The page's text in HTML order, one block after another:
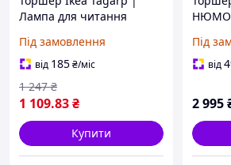
Лампа для читання
Під замовлення
від 185₴/міс
1 109.83₴
1 247 ₴
Купити
Під
від
2 995